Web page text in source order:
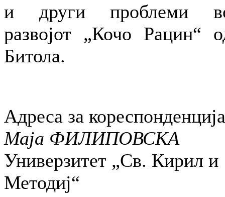
и други проблеми
развојот „Кочо Рацин“
Битола.
Адреса за
Маја ФИЛИПОВСКА
Универзитет „Св. Кирил и
Методиј“